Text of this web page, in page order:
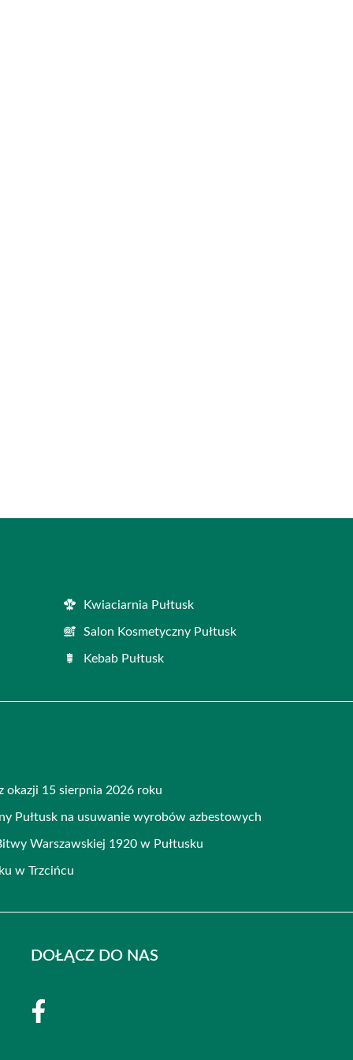
Kwiaciarnia Pułtusk
Salon Kosmetyczny Pułtusk
Kebab Pułtusk
okazji 15 sierpnia 2026 roku
Pułtusk na usuwanie wyrobów azbestowych
Warszawskiej 1920 w Pułtusku
w Trzcińcu
DOŁĄCZ DO NAS